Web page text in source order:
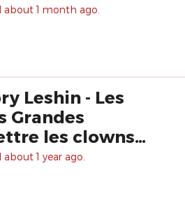
1 month ago.
Leshin - Les
Grandes
les clowns
et la
les jours, de
1 year ago.